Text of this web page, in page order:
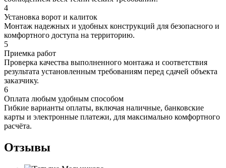
4
Установка ворот и калиток
Монтаж надежных и удобных конструкций для безопасного и
комфортного доступа на территорию.
5
Приемка работ
Проверка качества выполненного монтажа и соответствия
результата установленным требованиям перед сдачей объекта
заказчику.
6
Оплата любым удобным способом
Гибкие варианты оплаты, включая наличные, банковские
карты и электронные платежи, для максимально комфортного
расчёта.
Отзывы